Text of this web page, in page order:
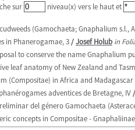
sur
niveau(x) vers le haut et
(Gamochaeta; Gnaphalium s.l.,
in Phanerogamae, 3/Josef Holub in
to conserve the name Gnaphalium
leaf anatomy of New Zealand and
(Compositae) in Africa and Madagascar
adventices de Bretagne, IV/
del género Gamochaeta
concepts in Compositae - Gnaphaliinae